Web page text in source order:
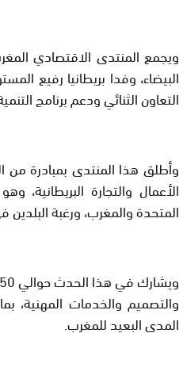
البيضاء، وفدا بريطانيا رفيع
التعاون الثنائي ودعم برنامج
وأطلق هذا المنتدى بمبادرة من
الأعمال والتجارة البريطانية،
المتحدة والمغرب، ورغبة
والتصميم والخدمات المهنية،
المدى البعيد للمغرب.